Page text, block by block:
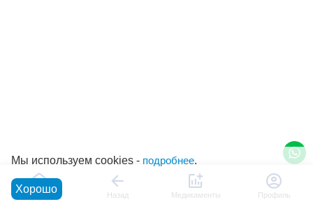
Главная Назад Медикаменты Профиль
Мы используем cookies - подробнее.
Хорошо